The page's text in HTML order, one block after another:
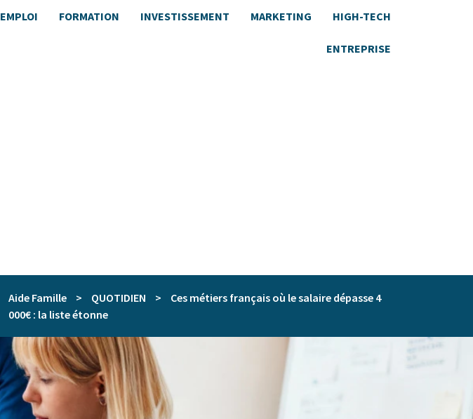
EMPLOI FORMATION INVESTISSEMENT MARKETING HIGH-TECH
ENTREPRISE
Aide Famille > QUOTIDIEN >
Ces métiers français où le salaire dépasse 4
000€ : la liste étonne